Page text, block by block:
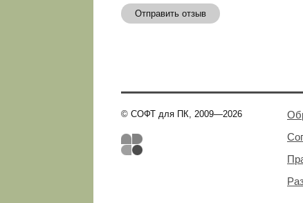
Отправить отзыв
© СОФТ для ПК, 2009—2026